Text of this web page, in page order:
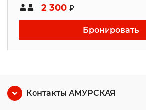
2 300 ₽
Бронировать
Контакты АМУРСКАЯ